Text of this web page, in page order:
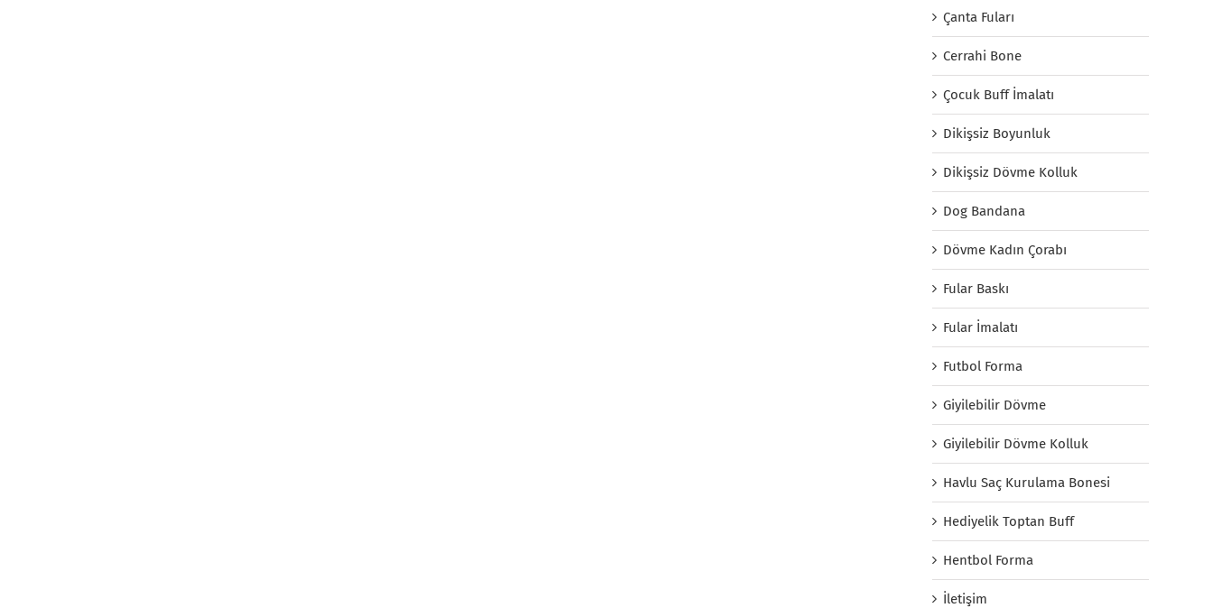
Çanta Fuları
Cerrahi Bone
Çocuk Buff İmalatı
Dikişsiz Boyunluk
Dikişsiz Dövme Kolluk
Dog Bandana
Dövme Kadın Çorabı
Fular Baskı
Fular İmalatı
Futbol Forma
Giyilebilir Dövme
Giyilebilir Dövme Kolluk
Havlu Saç Kurulama Bonesi
Hediyelik Toptan Buff
Hentbol Forma
İletişim